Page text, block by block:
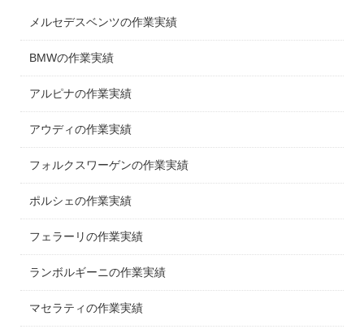
メルセデスベンツの作業実績
BMWの作業実績
アルピナの作業実績
アウディの作業実績
フォルクスワーゲンの作業実績
ポルシェの作業実績
フェラーリの作業実績
ランボルギーニの作業実績
マセラティの作業実績